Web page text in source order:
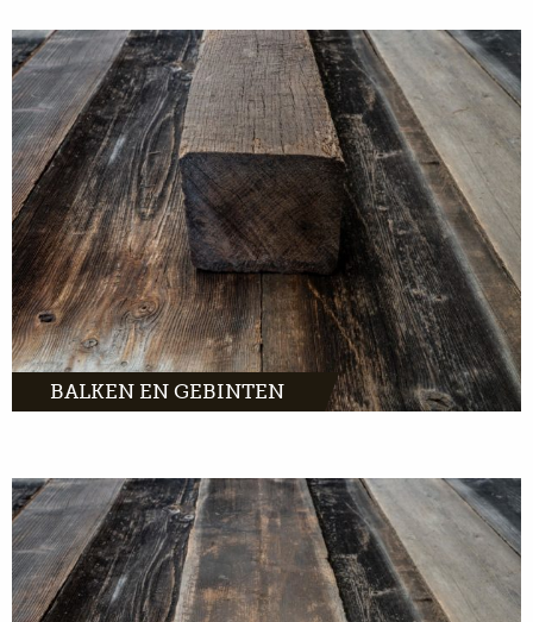
MEER INFO
BALKEN EN GEBINTEN
MEER INFO